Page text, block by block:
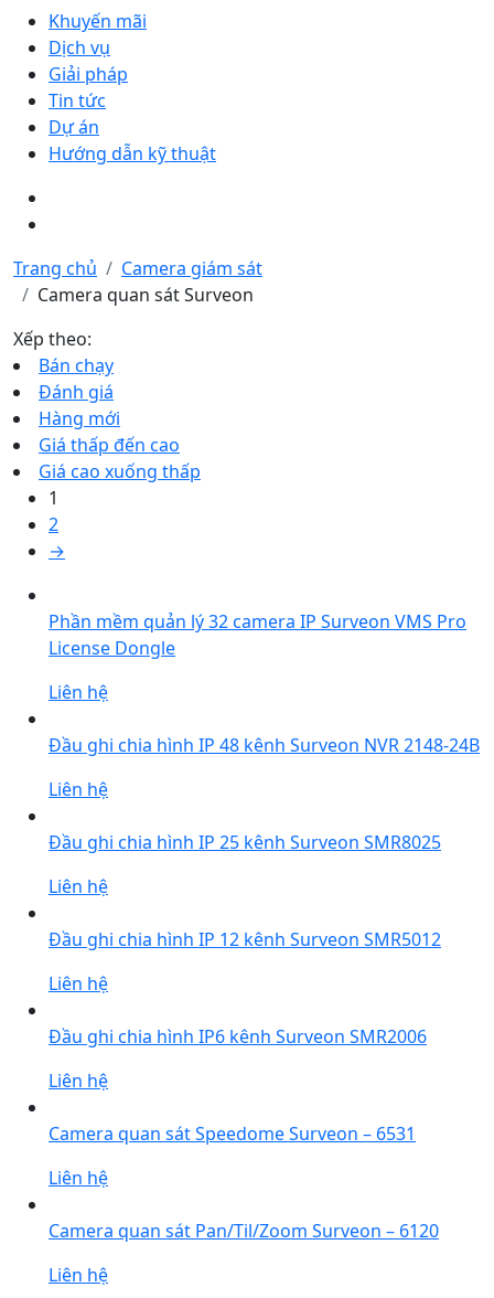
Khuyến mãi
Dịch vụ
Giải pháp
Tin tức
Dự án
Hướng dẫn kỹ thuật
Trang chủ
Camera giám sát
Camera quan sát Surveon
Xếp theo:
Bán chạy
Đánh giá
Hàng mới
Giá thấp đến cao
Giá cao xuống thấp
1
2
→
Phần mềm quản lý 32 camera IP Surveon VMS Pro
License Dongle
Liên hệ
Đầu ghi chia hình IP 48 kênh Surveon NVR 2148-24B
Liên hệ
Đầu ghi chia hình IP 25 kênh Surveon SMR8025
Liên hệ
Đầu ghi chia hình IP 12 kênh Surveon SMR5012
Liên hệ
Đầu ghi chia hình IP6 kênh Surveon SMR2006
Liên hệ
Camera quan sát Speedome Surveon – 6531
Liên hệ
Camera quan sát Pan/Til/Zoom Surveon – 6120
Liên hệ